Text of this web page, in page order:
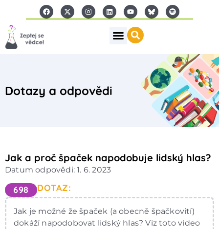
Dotazy a odpovědi
Jak a proč špaček napodobuje lidský hlas?
Datum odpovědi: 1. 6. 2023
698 DOTAZ:
Jak je možné že špaček (a obecně špačkovití)
dokáží napodobovat lidský hlas? Viz toto video